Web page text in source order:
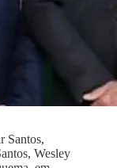
Santos,
Wesley